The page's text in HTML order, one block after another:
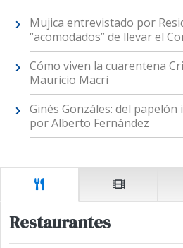
Mujica entrevistado por
“acomodados” de llevar el
Cómo viven la cuarentena
Mauricio Macri
Ginés Gonzáles: del papelón
por Alberto Fernández
Restaurantes